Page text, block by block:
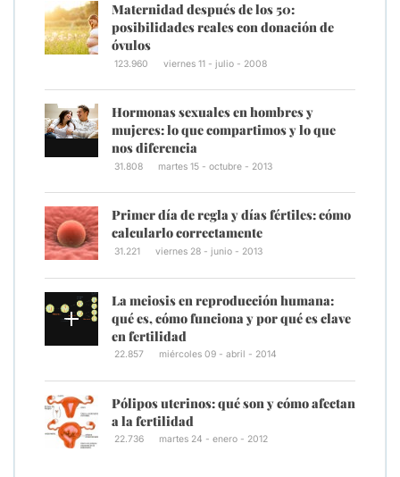
Maternidad después de los 50:
posibilidades reales con donación de
óvulos
123.960 viernes 11 - julio - 2008
Hormonas sexuales en hombres y
mujeres: lo que compartimos y lo que
nos diferencia
31.808 martes 15 - octubre - 2013
Primer día de regla y días fértiles: cómo
calcularlo correctamente
31.221 viernes 28 - junio - 2013
La meiosis en reproducción humana:
qué es, cómo funciona y por qué es clave
en fertilidad
22.857 miércoles 09 - abril - 2014
Pólipos uterinos: qué son y cómo afectan
a la fertilidad
22.736 martes 24 - enero - 2012